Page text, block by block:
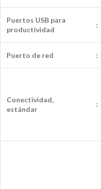
Puertos USB para
productividad
:
Puerto de red :
Conectividad,
estándar
: